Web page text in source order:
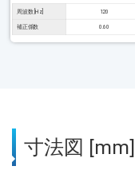
周波数 [Hz] 120
補正係数 0.60
寸法図 [mm]